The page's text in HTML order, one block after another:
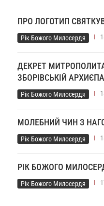
ПРО ЛОГОТИП
Рік Божого Милосердя
ДЕКРЕТ
ЗБОРІВСЬКІЙ
Рік Божого Милосердя
МОЛЕБНИЙ ЧИН З
Рік Божого Милосердя
РІК БОЖОГО
Рік Божого Милосердя